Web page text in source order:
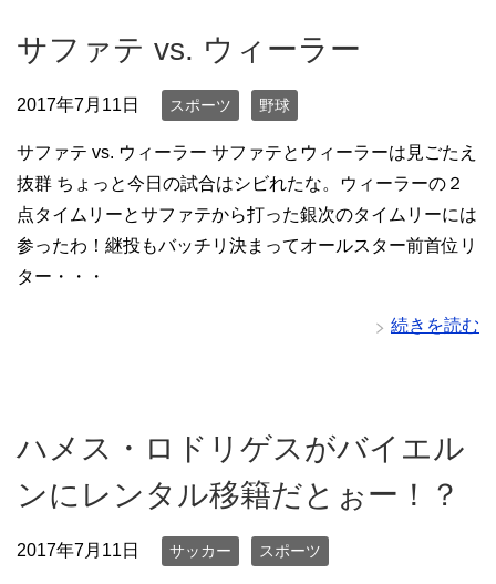
サファテ vs. ウィーラー
2017年7月11日 スポーツ 野球
サファテ vs. ウィーラー サファテとウィーラーは見ごたえ
抜群 ちょっと今日の試合はシビれたな。ウィーラーの２
点タイムリーとサファテから打った銀次のタイムリーには
参ったわ！継投もバッチリ決まってオールスター前首位リ
ター・・・
続きを読む
ハメス・ロドリゲスがバイエル
ンにレンタル移籍だとぉー！？
2017年7月11日 サッカー スポーツ